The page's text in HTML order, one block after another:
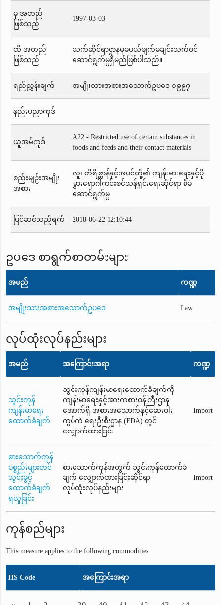
မှ အတည်
ဖြစ်သည်
1997-03-03
ထိ အတည်
ဖြစ်သည်
သက်ဆိုင်ရာဌာနမှမပယ်ဖျက်မချင်းသက်ဝင်
ဆောင်ရွက်မှုရှိမည်ဖြစ်ပါသည်။
ရည်ညွှန်းချက် အမျိုးသားအစားအသောက်ဥပဒေ ၁၉၉၇
နည်းပညာကုဒ်
ယူအမ်ကုဒ်
A22 - Restricted use of certain substances in
foods and feeds and their contact materials
စည်းမျဉ်းအမျိုး
အစား
လူ၊ တိရိစ္ဆာန်နှင့်အပင်တို့၏ ကျန်းမားရေးနှင့်ပို
မွှားရောဂါကင်းစင်သန့်ရှင်းရေးဆိုင်ရာ စီမံ
ဆောင်ရွက်မှု
ပြင်ဆင်သည့်ရက် 2018-06-22 12:10:44
ဥပဒေ စာရွက်စာတမ်းများ
အမည် ကဏ္ဍ
အမျိုးသားအစားအသောက်ဥပဒေ Law
လုပ်ထုံးလုပ်နည်းများ
အမည် အကြောင်းအရာ ကဏ္ဍ
သွင်းကုန်
ကျန်းမာရေး
ထောက်ခံချက်
သွင်းကုန်ကျန်းမာရေးထောက်ခံချက်ကို
ကျန်းမာရေးနှင့်အားကစားဝန်ကြီးဌာန
အောက်ရှိ အစားအသောက်နှင့်ဆေးဝါး
ကွပ်ကဲ ရေးဦးစီးဌာန (FDA) တွင်
လျှောက်ထားခြင်း
Import
စားသောက်ကုန်
ပစ္စည်းများတင်
သွင်းခွင့်
ထောက်ခံချက်
ရယူခြင်း
စားသောက်ကုန်အတွက် သွင်းကုန်ထောက်ခံ
ချက် လျှောက်ထားခြင်းဆိုင်ရာ
လုပ်ထုံးလုပ်နည်းများ
Import
ကုန်စည်များ
This measure applies to the following commodities.
HS Code အကြောင်းအရာ